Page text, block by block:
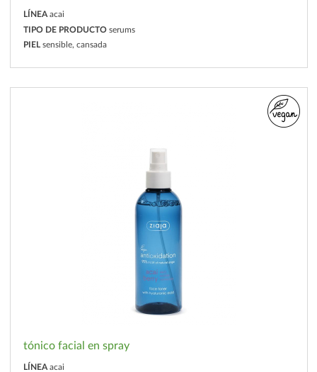
LÍNEA acai
TIPO DE PRODUCTO serums
PIEL sensible, cansada
tónico facial en spray
LÍNEA acai